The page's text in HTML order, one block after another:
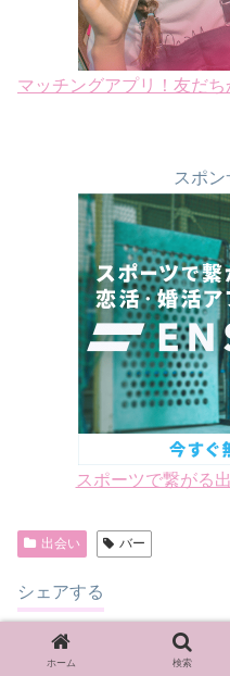
マッチングアプリ！友だち
スポン
スポーツで繋がる
出会い バー
シェアする
ホーム 検索